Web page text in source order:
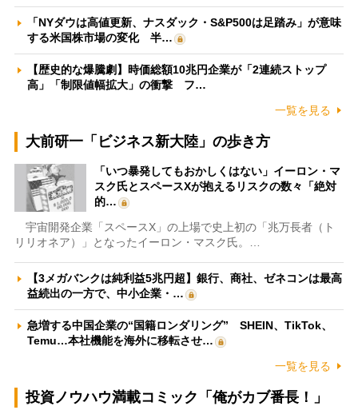
「NYダウは高値更新、ナスダック・S&P500は足踏み」が意味
する米国株市場の変化 半…
【歴史的な爆騰劇】時価総額10兆円企業が「2連続ストップ
高」「制限値幅拡大」の衝撃 フ…
一覧を見る
大前研一「ビジネス新大陸」の歩き方
「いつ暴発してもおかしくはない」イーロン・マ
スク氏とスペースXが抱えるリスクの数々「絶対
的…
宇宙開発企業「スペースX」の上場で史上初の「兆万長者（ト
リリオネア）」となったイーロン・マスク氏。…
【3メガバンクは純利益5兆円超】銀行、商社、ゼネコンは最高
益続出の一方で、中小企業・…
急増する中国企業の“国籍ロンダリング” SHEIN、TikTok、
Temu…本社機能を海外に移転させ…
一覧を見る
投資ノウハウ満載コミック「俺がカブ番長！」